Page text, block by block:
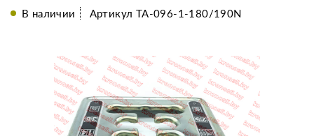
В наличии Артикул TA-096-1-180/190N